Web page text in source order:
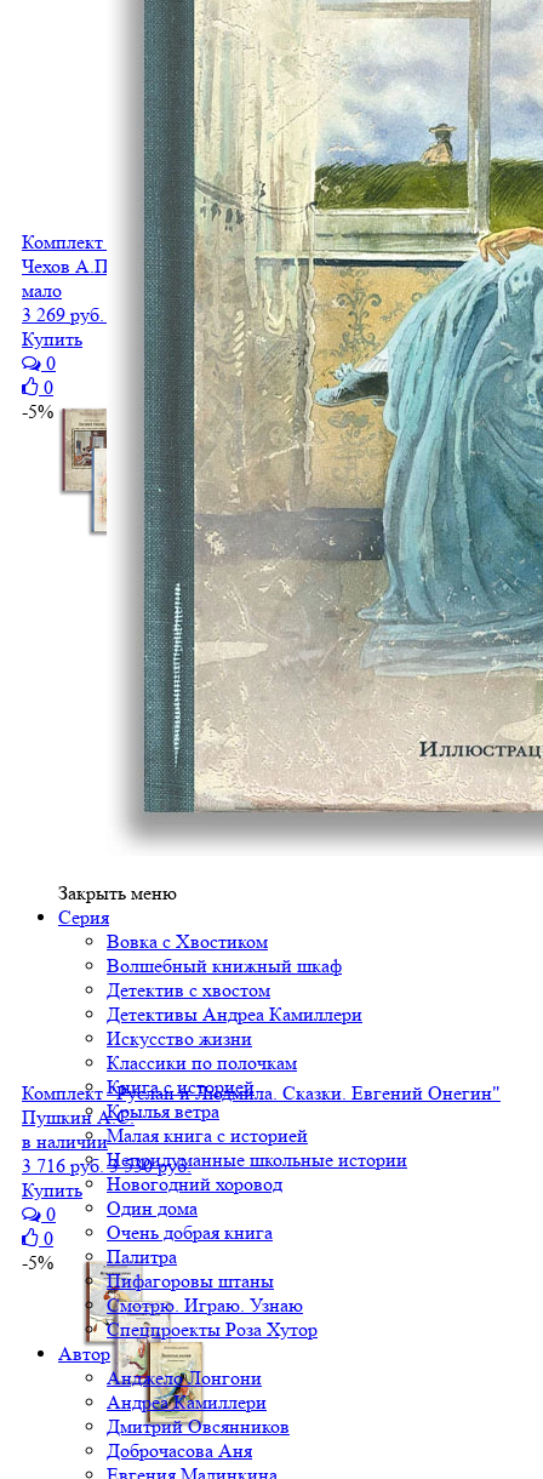
Закрыть меню
Серия
Вовка с Хвостиком
Волшебный книжный шкаф
Детектив с хвостом
Детективы Андреа Камиллери
Искусство жизни
Классики по полочкам
Книга с историей
Крылья ветра
Малая книга с историей
Непридуманные школьные истории
Новогодний хоровод
Один дома
Очень добрая книга
Палитра
Пифагоровы штаны
Смотрю. Играю. Узнаю
Спецпроекты Роза Хутор
Автор
Анджело Лонгони
Андреа Камиллери
Дмитрий Овсянников
Доброчасова Аня
Комплект "Каштанка.Вишневый сад. Дама с собачкой"
Чехов А.П.
мало
3 269 руб.
3 106 руб.
Купить
0
0
-5%
Комплект "Руслан и Людмила. Сказки. Евгений Онегин"
Пушкин А.С.
в наличии
3 716 руб. 3 530 руб.
Купить
0
0
-5%